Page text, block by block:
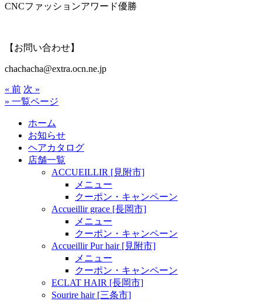
CNCファッションアワード優勝
【お問い合わせ】
chachacha@extra.ocn.ne.jp
« 前 次 »
» 一覧ページ
ホーム
お知らせ
ヘアカタログ
店舗一覧
ACCUEILLIR [見附市]
メニュー
クーポン・キャンペーン
Accueillir grace [長岡市]
メニュー
クーポン・キャンペーン
Accueillir Pur hair [見附市]
メニュー
クーポン・キャンペーン
ECLAT HAIR [長岡市]
Sourire hair [三条市]